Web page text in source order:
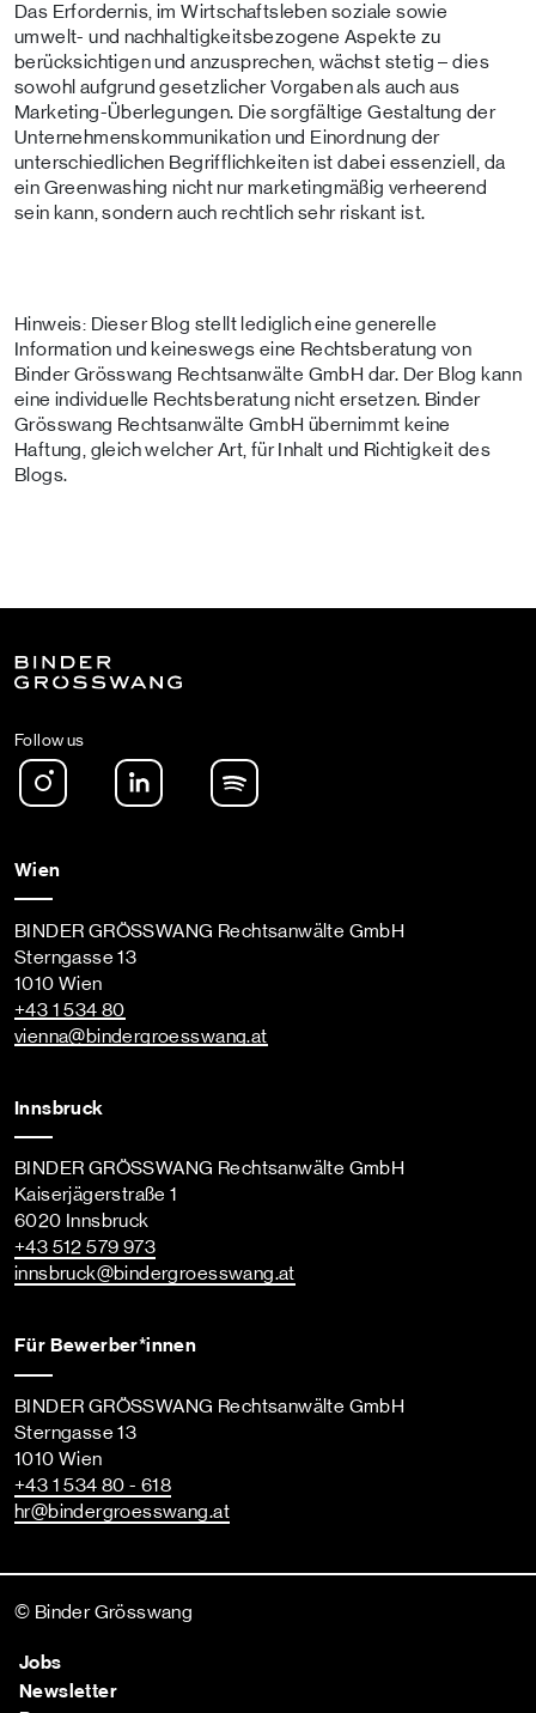
Das Erfordernis, im Wirtschaftsleben soziale sowie
umwelt- und nachhaltigkeitsbezogene Aspekte zu
berücksichtigen und anzusprechen, wächst stetig – dies
sowohl aufgrund gesetzlicher Vorgaben als auch aus
Marketing-Überlegungen. Die sorgfältige Gestaltung der
Unternehmenskommunikation und Einordnung der
unterschiedlichen Begrifflichkeiten ist dabei essenziell, da
ein Greenwashing nicht nur marketingmäßig verheerend
sein kann, sondern auch rechtlich sehr riskant ist.
Hinweis: Dieser Blog stellt lediglich eine generelle
Information und keineswegs eine Rechtsberatung von
Binder Grösswang Rechtsanwälte GmbH dar. Der Blog kann
eine individuelle Rechtsberatung nicht ersetzen. Binder
Grösswang Rechtsanwälte GmbH übernimmt keine
Haftung, gleich welcher Art, für Inhalt und Richtigkeit des
Blogs.
Follow us
Instagram LinkedIn
Wien
BINDER GRÖSSWANG Rechtsanwälte GmbH
Sterngasse 13
1010 Wien
+43 1 534 80
vienna@bindergroesswang.at
Innsbruck
BINDER GRÖSSWANG Rechtsanwälte GmbH
Kaiserjägerstraße 1
6020 Innsbruck
+43 512 579 973
innsbruck@bindergroesswang.at
Für Bewerber*innen
BINDER GRÖSSWANG Rechtsanwälte GmbH
Sterngasse 13
1010 Wien
+43 1 534 80 - 618
hr@bindergroesswang.at
© Binder Grösswang
Jobs
Newsletter